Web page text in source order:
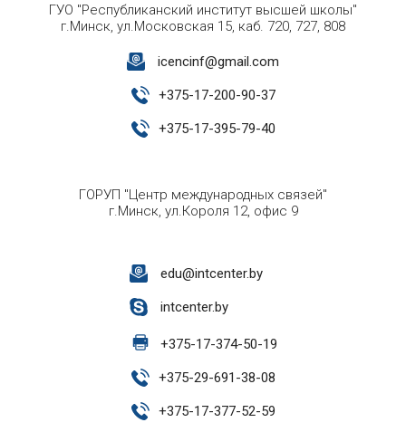
ГУО "Республиканский институт высшей школы"
г.Минск, ул.Московская 15, каб. 720, 727, 808
icencinf@gmail.com
+375-17-200-90-37
+375-17-395-79-40
ГОРУП "Центр международных связей"
г.Минск, ул.Короля 12, офис 9
edu@intcenter.by
intcenter.by
+375-17-374-50-19
+375-29-691-38-08
+375-17-377-52-59